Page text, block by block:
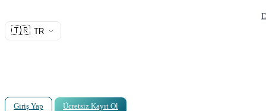
🇹🇷 TR
Giriş Yap Ücretsiz Kayıt Ol